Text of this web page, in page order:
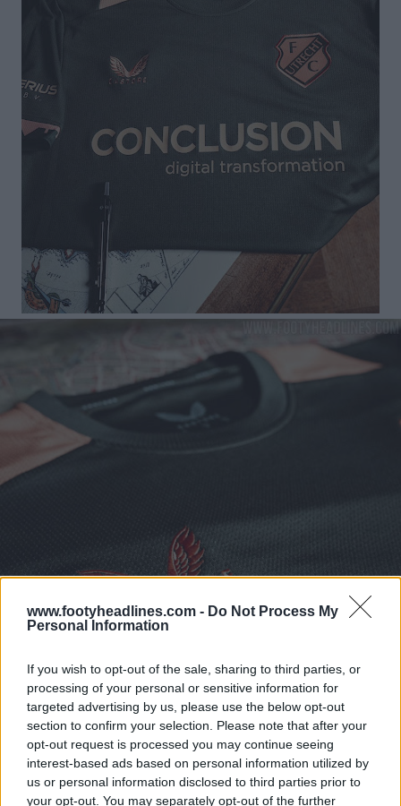
www.footyheadlines.com - Do Not Process My
Personal Information
If you wish to opt-out of the sale, sharing to third parties, or
processing of your personal or sensitive information for
targeted advertising by us, please use the below opt-out
section to confirm your selection. Please note that after your
opt-out request is processed you may continue seeing
interest-based ads based on personal information utilized by
us or personal information disclosed to third parties prior to
your opt-out. You may separately opt-out of the further